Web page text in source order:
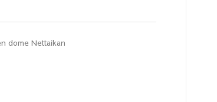
dome Nettaikan